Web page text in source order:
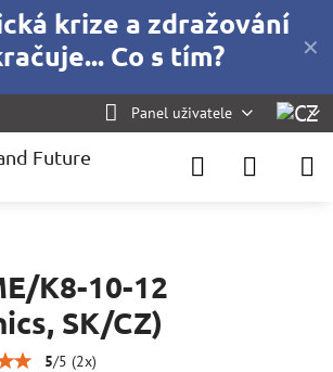
✕
krize a zdražování
Co s tím?
Panel uživatele
Future
K8-10-12
SK/CZ)
5/5 (2x)